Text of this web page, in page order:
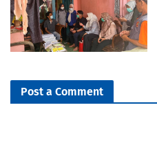
Post a Comment